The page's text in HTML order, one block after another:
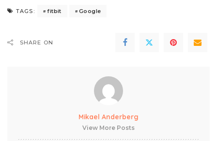
TAGS: fitbit Google
SHARE ON
Mikael Anderberg
View More Posts